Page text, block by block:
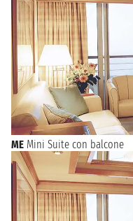
ME Mini Suite con balcone